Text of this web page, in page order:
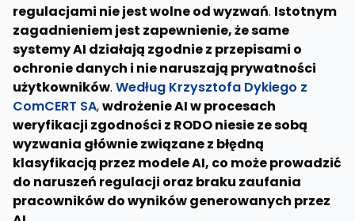
regulacjami nie jest wolne od wyzwań. Istotnym
zagadnieniem jest zapewnienie, że same
systemy AI działają zgodnie z przepisami o
ochronie danych i nie naruszają prywatności
użytkowników. Według Krzysztofa Dykiego z
ComCERT SA,wdrożenie AI w procesach
weryfikacji zgodności z RODO niesie ze sobą
wyzwania głównie związane z błędną
klasyfikacją przez modele AI, co może prowadzić
do naruszeń regulacji oraz braku zaufania
pracowników do wyników generowanych przez